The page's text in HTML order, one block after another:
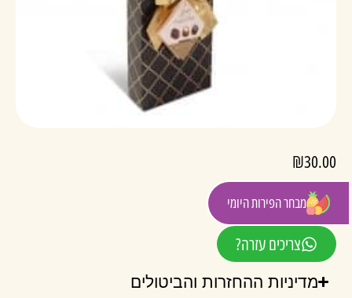
מבחר הפירות היומי
₪30.00
המלאי אזל
צריכים עזרה?
מדיניות ההחזרות והביטולים